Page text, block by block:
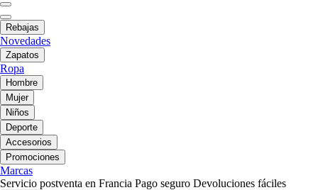
Rebajas
Novedades
Zapatos
Ropa
Hombre
Mujer
Niños
Deporte
Accesorios
Promociones
Marcas
Servicio postventa en Francia Pago seguro Devoluciones fáciles